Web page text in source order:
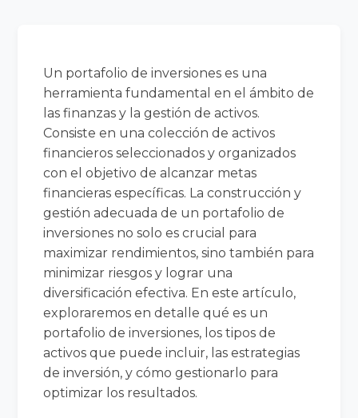
Un portafolio de inversiones es una
herramienta fundamental en el ámbito de
las finanzas y la gestión de activos.
Consiste en una colección de activos
financieros seleccionados y organizados
con el objetivo de alcanzar metas
financieras específicas. La construcción y
gestión adecuada de un portafolio de
inversiones no solo es crucial para
maximizar rendimientos, sino también para
minimizar riesgos y lograr una
diversificación efectiva. En este artículo,
exploraremos en detalle qué es un
portafolio de inversiones, los tipos de
activos que puede incluir, las estrategias
de inversión, y cómo gestionarlo para
optimizar los resultados.